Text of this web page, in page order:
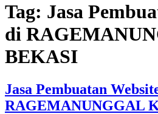
Tag: Jasa
di
BEKASI
Jasa Pembuatan
RAGEMANUNGGAL